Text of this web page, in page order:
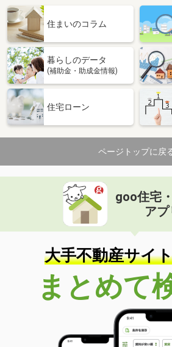
住まいのコラム
暮らしのデータ
(補助金・助成金情報)
住宅ローン
ページトップに戻
goo住宅
アプ
大手不動産サイ
まとめて